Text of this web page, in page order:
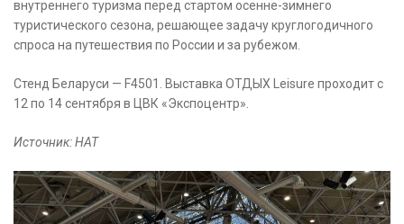
внутреннего туризма перед стартом осенне-зимнего
туристического сезона, решающее задачу круглогодичного
спроса на путешествия по России и за рубежом.
Стенд Беларуси — F4501. Выставка ОТДЫХ Leisure проходит c
12 по 14 сентября в ЦВК «Экспоцентр».
Источник: НАТ